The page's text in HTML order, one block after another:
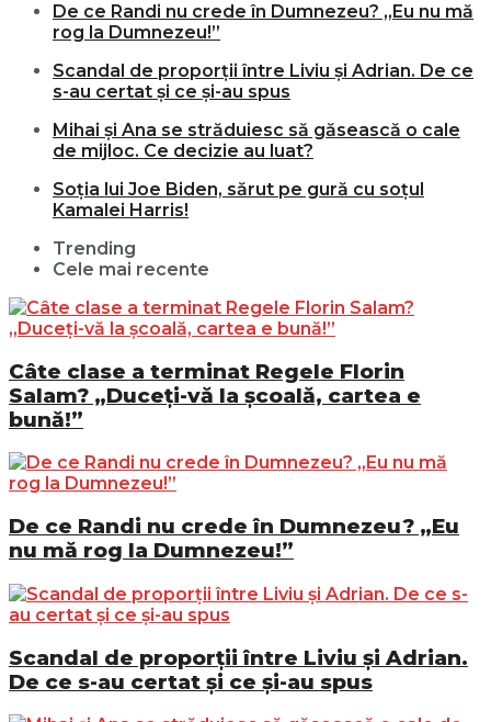
De ce Randi nu crede în Dumnezeu? „Eu nu mă
rog la Dumnezeu!”
Scandal de proporții între Liviu și Adrian. De ce
s-au certat și ce și-au spus
Mihai și Ana se străduiesc să găsească o cale
de mijloc. Ce decizie au luat?
Soția lui Joe Biden, sărut pe gură cu soțul
Kamalei Harris!
Trending
Cele mai recente
Câte clase a terminat Regele Florin
Salam? „Duceți-vă la școală, cartea e
bună!”
De ce Randi nu crede în Dumnezeu? „Eu
nu mă rog la Dumnezeu!”
Scandal de proporții între Liviu și Adrian.
De ce s-au certat și ce și-au spus